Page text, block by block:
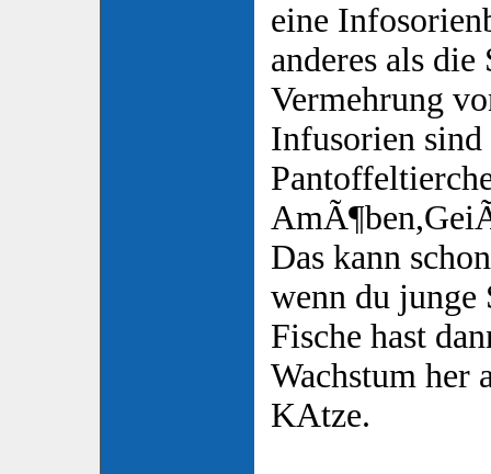
eine
anderes als
Vermehrung
Infusorien
Das kann
wenn du junge
Fische hast
Wachstum her
KAtze.